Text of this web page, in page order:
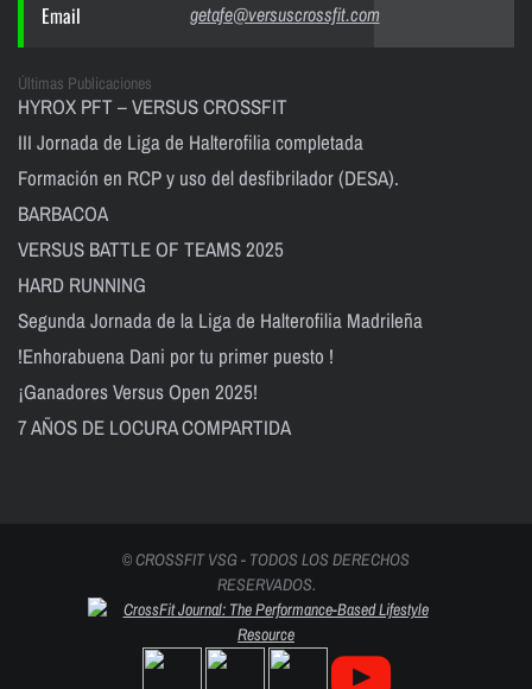
Email getafe@versuscrossfit.com
Últimas Publicaciones
HYROX PFT – VERSUS CROSSFIT
III Jornada de Liga de Halterofilia completada
Formación en RCP y uso del desfibrilador (DESA).
BARBACOA
VERSUS BATTLE OF TEAMS 2025
HARD RUNNING
Segunda Jornada de la Liga de Halterofilia Madrileña
!Enhorabuena Dani por tu primer puesto !
¡Ganadores Versus Open 2025!
7 AÑOS DE LOCURA COMPARTIDA
© CROSSFIT VSG - TODOS LOS DERECHOS
RESERVADOS.